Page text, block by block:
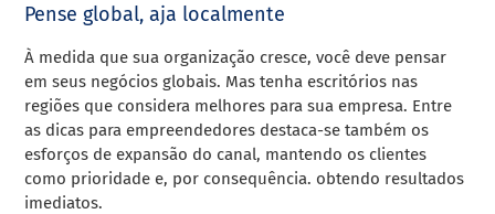
Pense global, aja localmente
À medida que sua organização cresce, você deve pensar
em seus negócios globais. Mas tenha escritórios nas
regiões que considera melhores para sua empresa. Entre
as dicas para empreendedores destaca-se também os
esforços de expansão do canal, mantendo os clientes
como prioridade e, por consequência. obtendo resultados
imediatos.